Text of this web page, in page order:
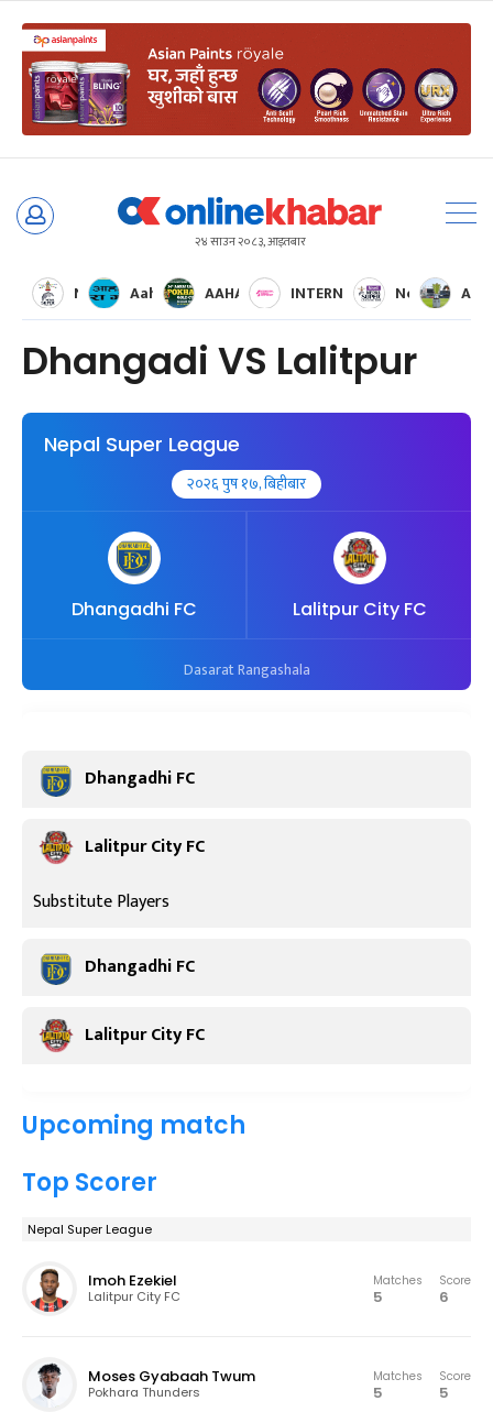
Skip
२४ साउन २०८३, आइतबार
Nepal Super League
Aaha RARA Pokhara gold cup
AAHA RARA Pokhara Gold Cup 2025
INTERNATIONAL WOMENS
Nepal Super
Dhangadi VS Lalitpur
Nepal Super League
२०२६ पुष १७, बिहीबार
Dhangadhi FC Lalitpur City FC
Dasarat Rangashala
Dhangadhi FC
Lalitpur City FC
Substitute Players
Dhangadhi FC
Lalitpur City FC
Upcoming match
Top Scorer
Nepal Super League
Imoh Ezekiel
Lalitpur City FC
Matches
5
Score
6
Moses Gyabaah Twum
Pokhara Thunders
Matches
5
Score
5